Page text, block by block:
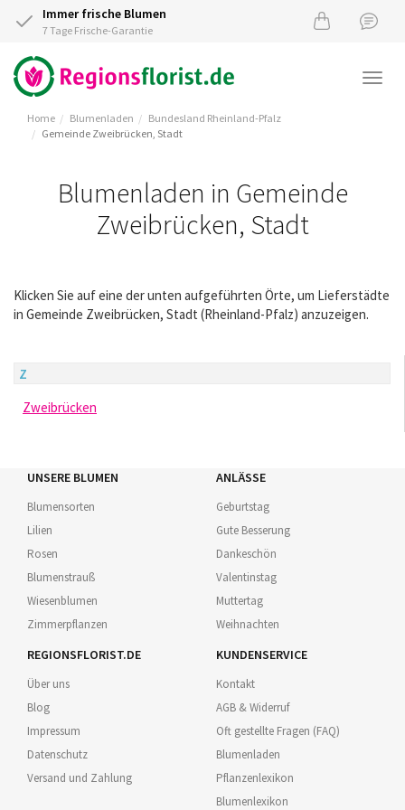
Immer frische Blumen
7 Tage Frische-Garantie
Home Blumenladen
Bundesland Rheinland-Pfalz
Gemeinde Zweibrücken, Stadt
Blumenladen in Gemeinde
Zweibrücken, Stadt
Klicken Sie auf eine der unten aufgeführten Örte, um Lieferstädte
in Gemeinde Zweibrücken, Stadt (Rheinland-Pfalz) anzuzeigen.
Z
Zweibrücken
UNSERE BLUMEN
Blumensorten
Lilien
Rosen
Blumenstrauß
Wiesenblumen
Zimmerpflanzen
ANLÄSSE
Geburtstag
Gute Besserung
Dankeschön
Valentinstag
Muttertag
Weihnachten
REGIONSFLORIST.DE
Über uns
Blog
Impressum
Datenschutz
Versand und Zahlung
KUNDENSERVICE
Kontakt
AGB & Widerruf
Oft gestellte Fragen (FAQ)
Blumenladen
Pflanzenlexikon
Blumenlexikon